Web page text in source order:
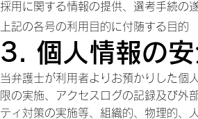
採用に関する情報の提供、選考手続の
上記の各号の利用目的に付随する目的
3. 個人情報の
当弁護士が利用者よりお預かりした個
限の実施、アクセスログの記録及び外
ティ対策の実施等、組織的、物理的、